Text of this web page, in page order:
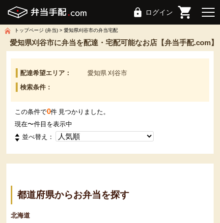
ログイン
トップページ (弁当) 愛知県刈谷市の弁当宅配
愛知県刈谷市に弁当を配達・宅配可能なお店【弁当手配.com】
配達希望エリア：
愛知県 刈谷市
検索条件：
この条件で0件 見つかりました。
現在〜件目を表示中
並べ替え：
都道府県からお弁当を探す
北海道